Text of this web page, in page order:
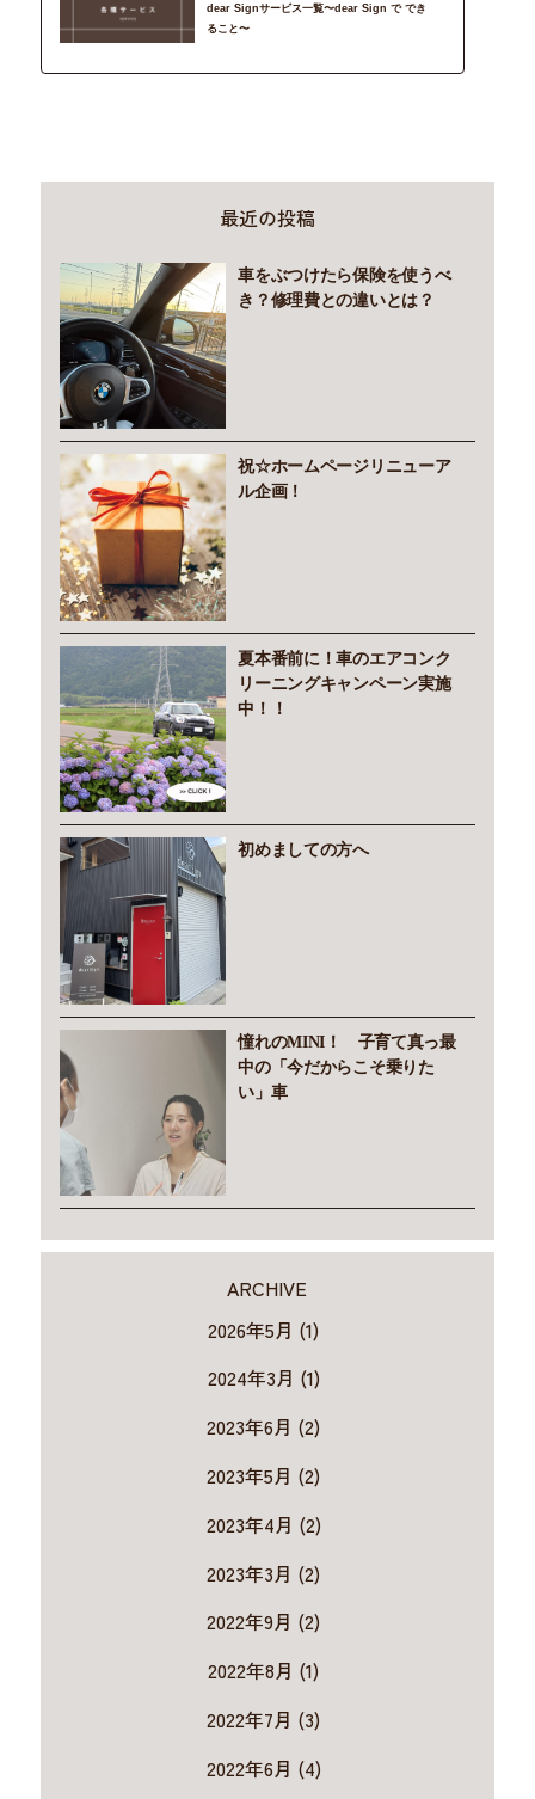
dear Signサービス一覧〜dear Sign で でき
ること〜
最近の投稿
車をぶつけたら保険を使うべ
き？修理費との違いとは？
祝☆ホームページリニューア
ル企画！
夏本番前に！車のエアコンク
リーニングキャンペーン実施
中！！
初めましての方へ
憧れのMINI！ 子育て真っ最
中の「今だからこそ乗りた
い」車
ARCHIVE
2026年5月 (1)
2024年3月 (1)
2023年6月 (2)
2023年5月 (2)
2023年4月 (2)
2023年3月 (2)
2022年9月 (2)
2022年8月 (1)
2022年7月 (3)
2022年6月 (4)